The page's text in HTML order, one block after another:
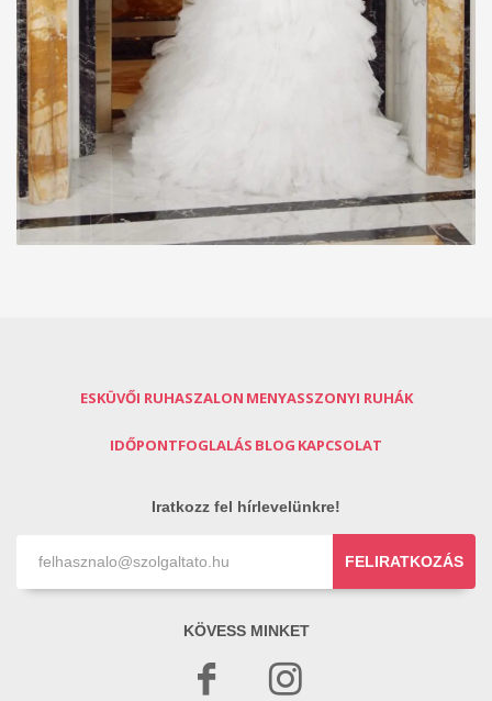
ESKÜVŐI RUHASZALON MENYASSZONYI RUHÁK
IDŐPONTFOGLALÁS BLOG KAPCSOLAT
Iratkozz fel hírlevelünkre!
FELIRATKOZÁS
KÖVESS MINKET